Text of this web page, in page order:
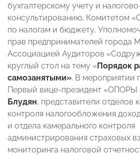
бухгалтерскому учету и
консультированию, Комитетом
по налогам и бюджету,
прав предпринимателей города
Ассоциацией Аудиторов
круглый стол на тему «Порядок
самозанятыми». В мероприятии
Первый вице-президент
Блудян, представители отделов
контроля налогообложения
и отдела камерального контроля
администрирования страховых
мониторинга налоговой